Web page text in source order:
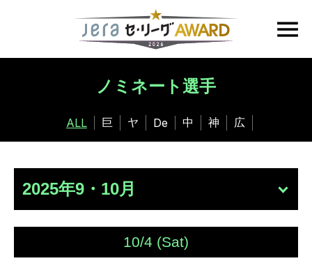
ノミネート選手
ALL 巨 ヤ De 中 神 広
10/4 (Sat)